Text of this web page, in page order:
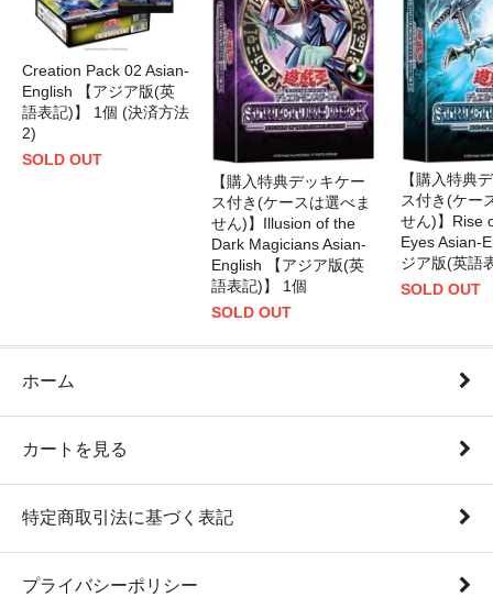
Creation Pack 02 Asian-
English 【アジア版(英
語表記)】 1個 (決済方法
2)
SOLD OUT
【購入特典デッキケー
ス付き(ケースは選べま
せん)】Illusion of the
Dark Magicians Asian-
English 【アジア版(英
語表記)】 1個
SOLD OUT
【購入特典
ス付き(ケー
せん)】Rise
Eyes Asian-
ジア版(英語
SOLD OUT
ホーム
カートを見る
特定商取引法に基づく表記
プライバシーポリシー